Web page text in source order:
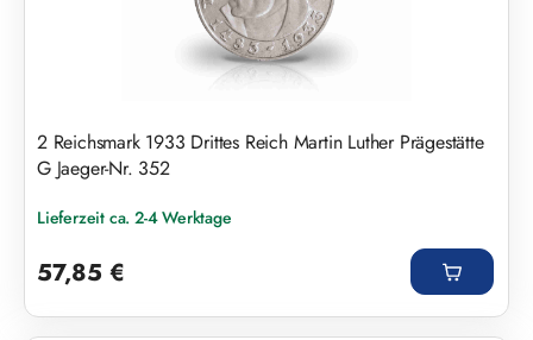
2 Reichsmark 1933 Drittes Reich Martin Luther Prägestätte
G Jaeger-Nr. 352
Lieferzeit ca. 2-4 Werktage
57,85 €